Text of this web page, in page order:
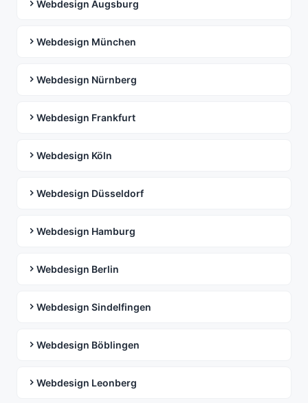
Webdesign Augsburg
Webdesign München
Webdesign Nürnberg
Webdesign Frankfurt
Webdesign Köln
Webdesign Düsseldorf
Webdesign Hamburg
Webdesign Berlin
Webdesign Sindelfingen
Webdesign Böblingen
Webdesign Leonberg